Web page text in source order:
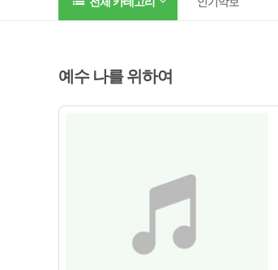
예수 나를 위하여